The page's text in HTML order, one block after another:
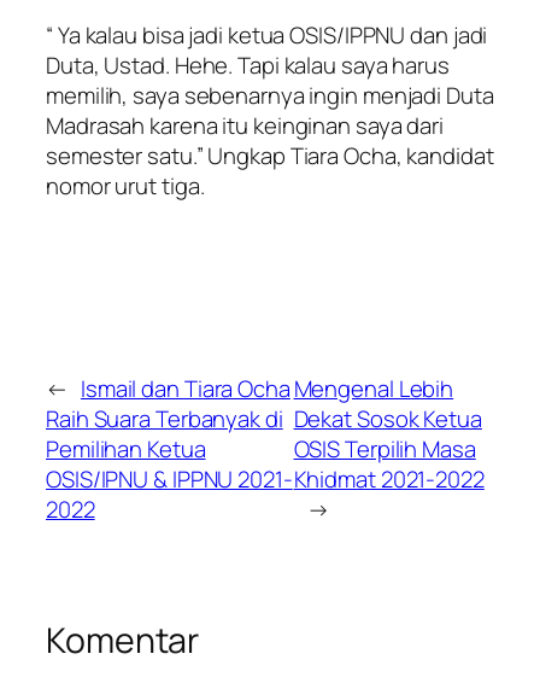
“ Ya kalau bisa jadi ketua OSIS/IPPNU dan jadi
Duta, Ustad. Hehe. Tapi kalau saya harus
memilih, saya sebenarnya ingin menjadi Duta
Madrasah karena itu keinginan saya dari
semester satu.” Ungkap Tiara Ocha, kandidat
nomor urut tiga.
← Ismail dan Tiara Ocha
Raih Suara Terbanyak di
Pemilihan Ketua
OSIS/IPNU & IPPNU 2021-
2022
Mengenal Lebih
Dekat Sosok Ketua
OSIS Terpilih Masa
Khidmat 2021-2022
→
Komentar